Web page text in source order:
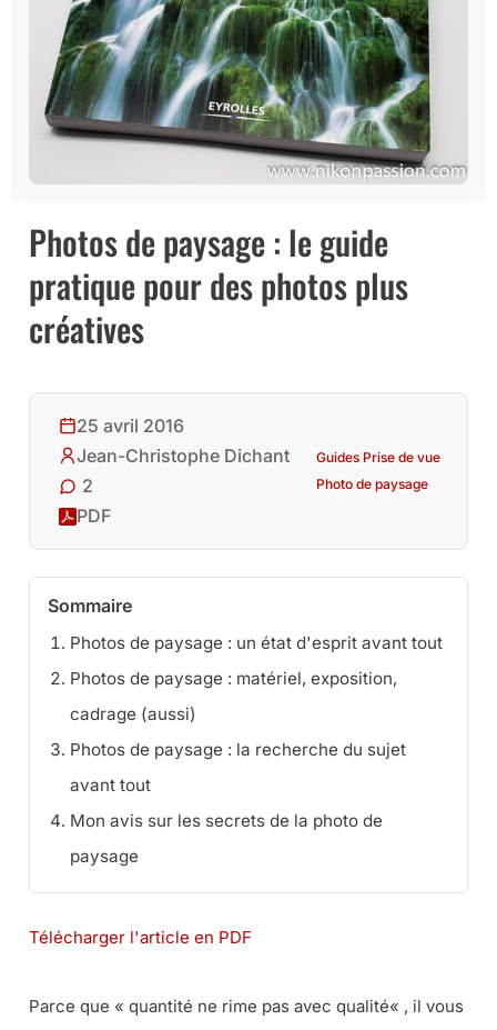
Photos de paysage : le guide
pratique pour des photos plus
créatives
25 avril 2016
Jean-Christophe Dichant
2
PDF
Guides Prise de vue
Photo de paysage
Sommaire
Photos de paysage : un état d'esprit avant tout
Photos de paysage : matériel, exposition,
cadrage (aussi)
Photos de paysage : la recherche du sujet
avant tout
Mon avis sur les secrets de la photo de
paysage
Télécharger l'article en PDF
Parce que « quantité ne rime pas avec qualité« , il vous